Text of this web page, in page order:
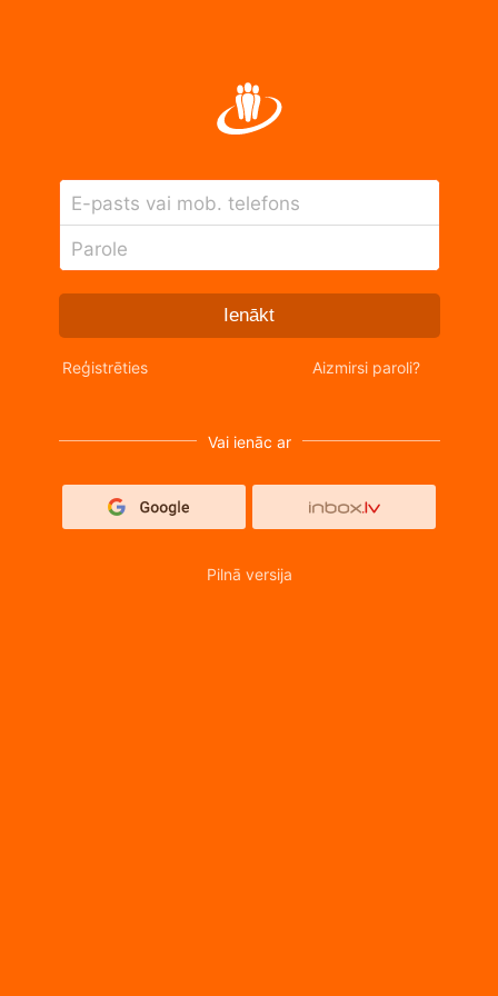
E-pasts vai mob. telefons
Parole
Ienākt
Reģistrēties Aizmirsi paroli?
Vai ienāc ar
Pilnā versija